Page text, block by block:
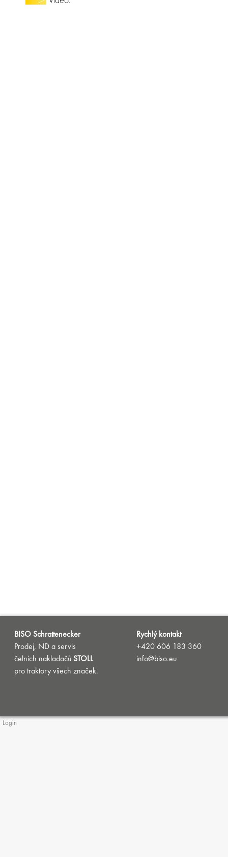
BISO Schrattenecker
Prodej, ND a servis
čelních nakladačů STOLL
pro traktory všech značek.
Rychlý kontakt
+420 606 183 360
info@biso.eu
Login